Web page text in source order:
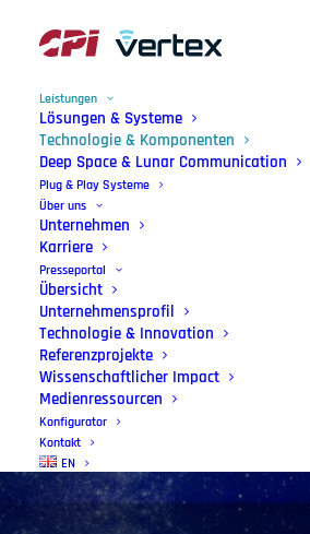
Leistungen
Lösungen & Systeme
Technologie & Komponenten
Deep Space & Lunar Communication
Plug & Play Systeme
Über uns
Unternehmen
Karriere
Presseportal
Übersicht
Unternehmensprofil
Technologie & Innovation
Referenzprojekte
Wissenschaftlicher Impact
Medienressourcen
Konfigurator
Kontakt
EN
Fortschrittliche